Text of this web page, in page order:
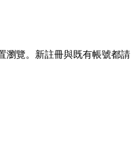
瀏覽。新註冊與既有帳號都請